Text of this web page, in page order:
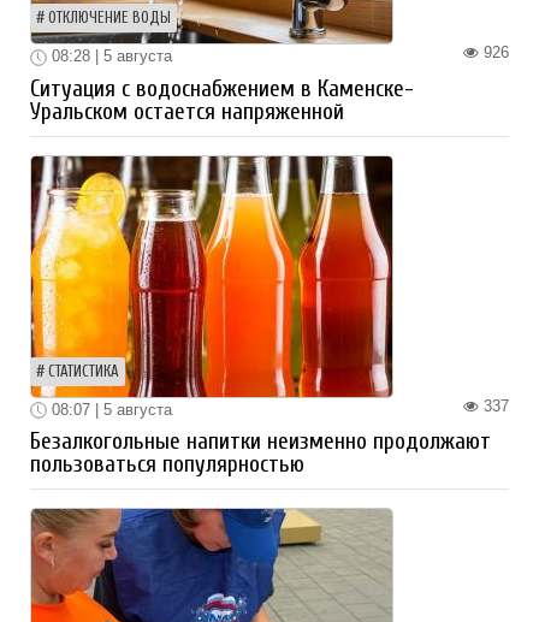
ОТКЛЮЧЕНИЕ ВОДЫ
926
08:28 | 5 августа
Ситуация с водоснабжением в Каменске-
Уральском остается напряженной
СТАТИСТИКА
337
08:07 | 5 августа
Безалкогольные напитки неизменно продолжают
пользоваться популярностью